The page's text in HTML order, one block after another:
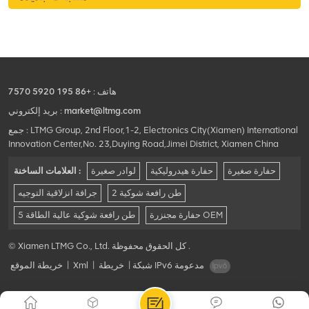
المطاطي هي الأداة المثالية لهذه
هاتف : +86 195 5920 7570
بريد إلكتروني : market@ltmg.com
جمع : LTMG Group, 2nd Floor,1-2, Electronics City(Xiamen) International
Innovation Center,No. 23,Duying Road,Jimei District, Xiamen China
العلامات الساخنة : لوادر صغيرة حفارة هيدروليكية حفارة صغيرة
جرافة انزلاقية التوجيه 2 طن رافعة شوكية
5 طن رافعة شوكية عالية الطاقة حفارة مجنزرة OEM
© Xiamen LTMG Co., Ltd. كل الحقوق محفوظة .
خريطة الموقع
Xml خريطة